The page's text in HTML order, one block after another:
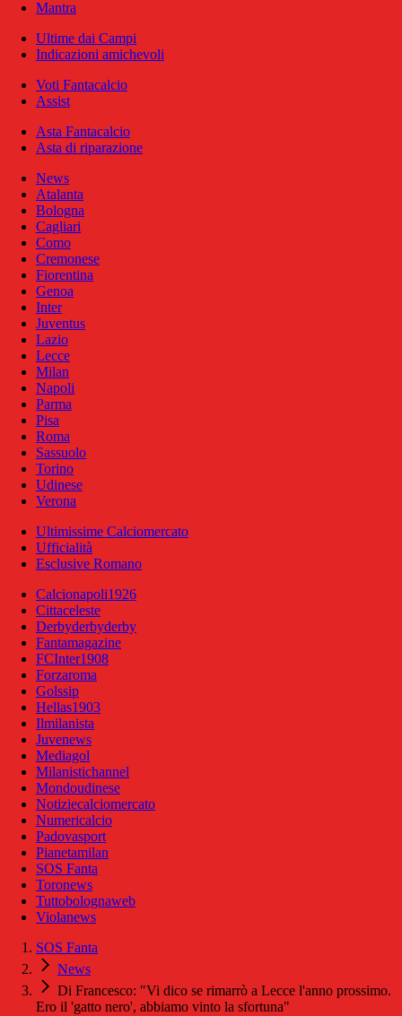
Mantra
Ultime dai Campi
Indicazioni amichevoli
Voti Fantacalcio
Assist
Asta Fantacalcio
Asta di riparazione
News
Atalanta
Bologna
Cagliari
Como
Cremonese
Fiorentina
Genoa
Inter
Juventus
Lazio
Lecce
Milan
Napoli
Parma
Pisa
Roma
Sassuolo
Torino
Udinese
Verona
Ultimissime Calciomercato
Ufficialità
Esclusive Romano
Calcionapoli1926
Cittaceleste
Derbyderbyderby
Fantamagazine
FCInter1908
Forzaroma
Golssip
Hellas1903
Ilmilanista
Juvenews
Mediagol
Milanistichannel
Mondoudinese
Notiziecalciomercato
Numericalcio
Padovasport
Pianetamilan
SOS Fanta
Toronews
Tuttobolognaweb
Violanews
SOS Fanta
News
Di Francesco: "Vi dico se rimarrò a Lecce l'anno prossimo.
Ero il 'gatto nero', abbiamo vinto la sfortuna"